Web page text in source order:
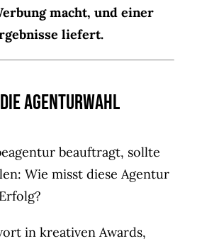
macht, und einer
liefert.
Agenturwahl
beauftragt, sollte
Wie misst diese Agentur
in kreativen Awards,